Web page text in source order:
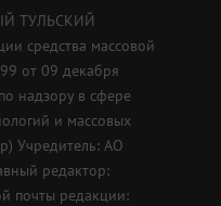
ТУЛЬСКИЙ
средства массовой
от 09 декабря
надзору в сфере
и массовых
Учредитель: АО
редактор:
почты редакции: